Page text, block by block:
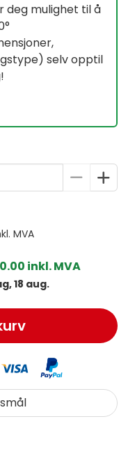
deg mulighet til å
selv opptil
MVA
inkl. MVA
18 aug.